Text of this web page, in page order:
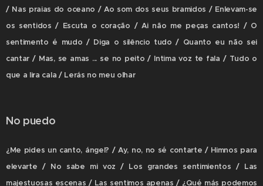
/ Nas praias do oceano / Ao som dos seus bramidos / Enlevam-se
os sentidos / Escuta o coração / Ai não me peças cantos! / O
sentimento é mudo / Diga o silêncio tudo / Quanto eu não sei
cantar / Mas, se amas ... se no peito / Intima voz te fala / Tudo o
que a lira cala / Lerás no meu olhar
No puedo
¿Me pides un canto, ángel? / Ay, no, no sé contarte / Himnos para
elevarte / No sabe mi voz / Los grandes sentimientos / Las
majestuosas escenas / Las sentimos apenas / ¿Qué más podemos